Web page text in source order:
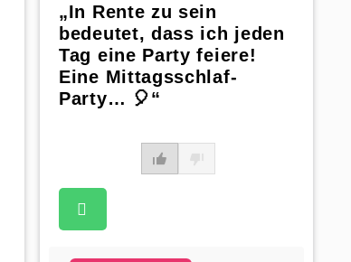
„In Rente zu sein
bedeutet, dass ich jeden
Tag eine Party feiere!
Eine Mittagsschlaf-
Party… 🎈“